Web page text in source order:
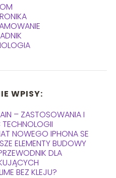
WPISY:
– ZASTOSOWANIA I
NOWEGO IPHONA SE
ELEMENTY BUDOWY
DLA
BEZ KLEJU?